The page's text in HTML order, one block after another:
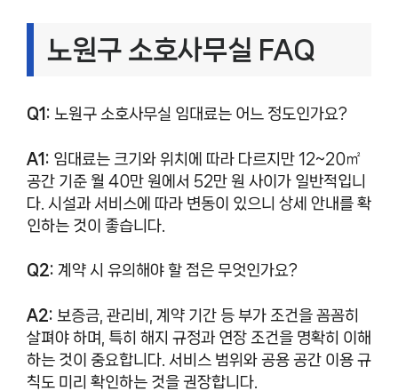
노원구 소호사무실 FAQ
Q1: 노원구 소호사무실 임대료는 어느 정도인가요?
A1: 임대료는 크기와 위치에 따라 다르지만 12~20㎡
공간 기준 월 40만 원에서 52만 원 사이가 일반적입니
다. 시설과 서비스에 따라 변동이 있으니 상세 안내를 확
인하는 것이 좋습니다.
Q2: 계약 시 유의해야 할 점은 무엇인가요?
A2: 보증금, 관리비, 계약 기간 등 부가 조건을 꼼꼼히
살펴야 하며, 특히 해지 규정과 연장 조건을 명확히 이해
하는 것이 중요합니다. 서비스 범위와 공용 공간 이용 규
칙도 미리 확인하는 것을 권장합니다.